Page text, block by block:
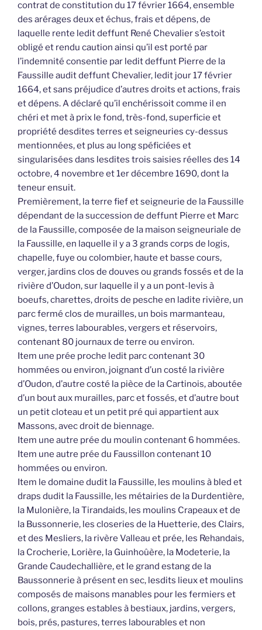
contrat de constitution du 17 février 1664, ensemble
des arérages deux et échus, frais et dépens, de
laquelle rente ledit deffunt René Chevalier s’estoit
obligé et rendu caution ainsi qu’il est porté par
l’indemnité consentie par ledit deffunt Pierre de la
Faussille audit deffunt Chevalier, ledit jour 17 février
1664, et sans préjudice d’autres droits et actions, frais
et dépens. A déclaré qu’il enchérissoit comme il en
chéri et met à prix le fond, très-fond, superficie et
propriété desdites terres et seigneuries cy-dessus
mentionnées, et plus au long spéficiées et
singularisées dans lesdites trois saisies réelles des 14
octobre, 4 novembre et 1er décembre 1690, dont la
teneur ensuit.
Premièrement, la terre fief et seigneurie de la Faussille
dépendant de la succession de deffunt Pierre et Marc
de la Faussille, composée de la maison seigneuriale de
la Faussille, en laquelle il y a 3 grands corps de logis,
chapelle, fuye ou colombier, haute et basse cours,
verger, jardins clos de douves ou grands fossés et de la
rivière d’Oudon, sur laquelle il y a un pont-levis à
boeufs, charettes, droits de pesche en ladite rivière, un
parc fermé clos de murailles, un bois marmanteau,
vignes, terres labourables, vergers et réservoirs,
contenant 80 journaux de terre ou environ.
Item une prée proche ledit parc contenant 30
hommées ou environ, joignant d’un costé la rivière
d’Oudon, d’autre costé la pièce de la Cartinois, aboutée
d’un bout aux murailles, parc et fossés, et d’autre bout
un petit cloteau et un petit pré qui appartient aux
Massons, avec droit de biennage.
Item une autre prée du moulin contenant 6 hommées.
Item une autre prée du Faussillon contenant 10
hommées ou environ.
Item le domaine dudit la Faussille, les moulins à bled et
draps dudit la Faussille, les métairies de la Durdentière,
la Mulonière, la Tirandaids, les moulins Crapeaux et de
la Bussonnerie, les closeries de la Huetterie, des Clairs,
et des Mesliers, la rivère Valleau et prée, les Rehandais,
la Crocherie, Lorière, la Guinhoûère, la Modeterie, la
Grande Caudechallière, et le grand estang de la
Baussonnerie à présent en sec, lesdits lieux et moulins
composés de maisons manables pour les fermiers et
collons, granges estables à bestiaux, jardins, vergers,
bois, prés, pastures, terres labourables et non